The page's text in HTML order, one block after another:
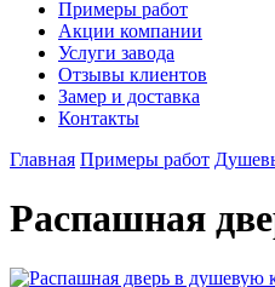
Примеры работ
Акции компании
Услуги завода
Отзывы клиентов
Замер и доставка
Контакты
Главная Примеры работ
Распашная